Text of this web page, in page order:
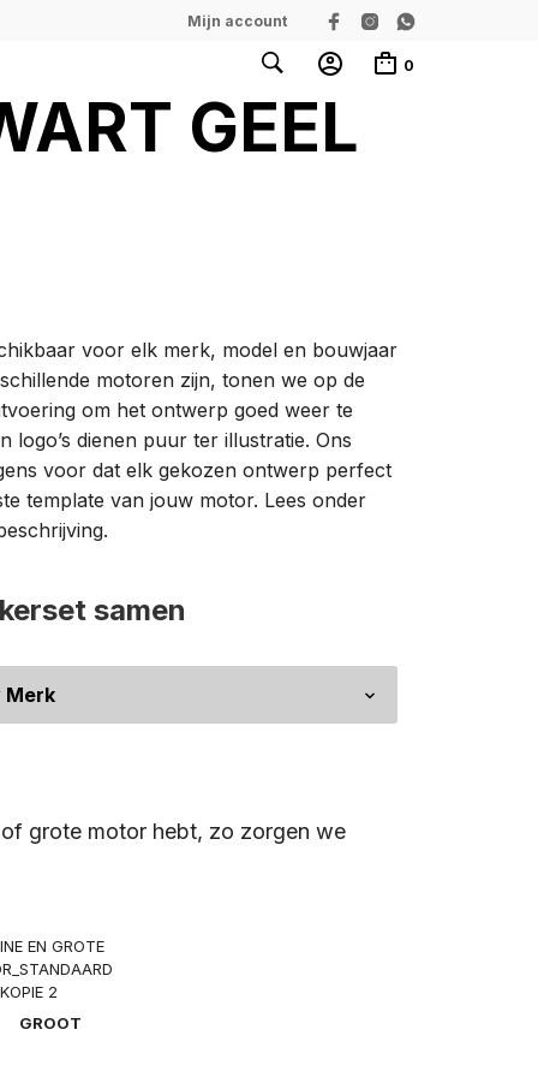
Mijn account
0
GEEL
voor elk merk, model en bouwjaar
motoren zijn, tonen we op de
om het ontwerp goed weer te
logo’s dienen puur ter illustratie. Ons
voor dat elk gekozen ontwerp perfect
template van jouw motor. Lees onder
samen
grote motor hebt, zo zorgen we
GROOT